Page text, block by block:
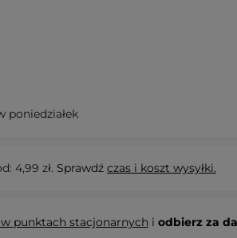
poniedziałek
4,99 zł. Sprawdź czas i koszt wysyłki.
punktach stacjonarnych i odbierz za